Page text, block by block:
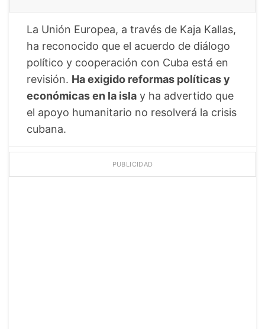
La Unión Europea, a través de Kaja Kallas,
ha reconocido que el acuerdo de diálogo
político y cooperación con Cuba está en
revisión. Ha exigido reformas políticas y
económicas en la isla y ha advertido que
el apoyo humanitario no resolverá la crisis
cubana.
PUBLICIDAD